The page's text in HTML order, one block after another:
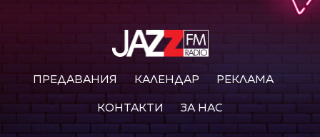
ПРЕДАВАНИЯ КАЛЕНДАР РЕКЛАМА
КОНТАКТИ ЗА НАС